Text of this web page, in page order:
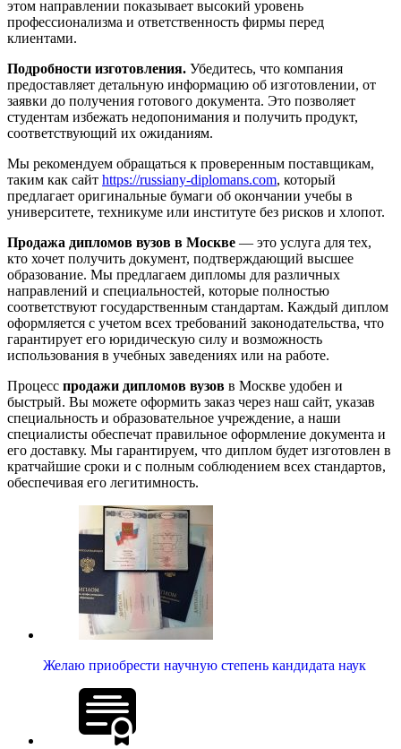
этом направлении показывает высокий уровень
профессионализма и ответственность фирмы перед
клиентами.
Подробности изготовления. Убедитесь, что компания
предоставляет детальную информацию об изготовлении, от
заявки до получения готового документа. Это позволяет
студентам избежать недопонимания и получить продукт,
соответствующий их ожиданиям.
Мы рекомендуем обращаться к проверенным поставщикам,
таким как сайт https://russiany-diplomans.com, который
предлагает оригинальные бумаги об окончании учебы в
университете, техникуме или институте без рисков и хлопот.
Продажа дипломов вузов в Москве — это услуга для тех,
кто хочет получить документ, подтверждающий высшее
образование. Мы предлагаем дипломы для различных
направлений и специальностей, которые полностью
соответствуют государственным стандартам. Каждый диплом
оформляется с учетом всех требований законодательства, что
гарантирует его юридическую силу и возможность
использования в учебных заведениях или на работе.
Процесс продажи дипломов вузов в Москве удобен и
быстрый. Вы можете оформить заказ через наш сайт, указав
специальность и образовательное учреждение, а наши
специалисты обеспечат правильное оформление документа и
его доставку. Мы гарантируем, что диплом будет изготовлен в
кратчайшие сроки и с полным соблюдением всех стандартов,
обеспечивая его легитимность.
Желаю приобрести научную степень кандидата наук